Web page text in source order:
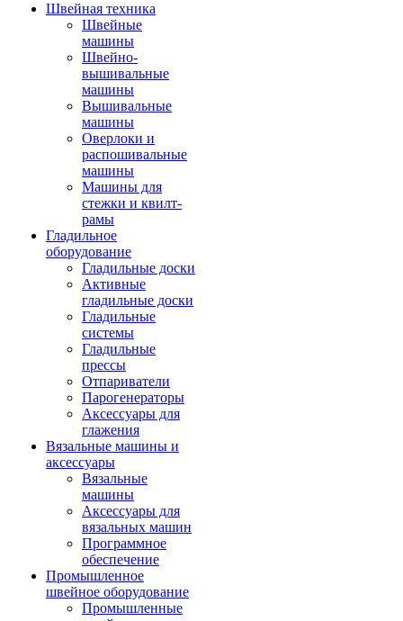
Швейная техника
Швейные
машины
Швейно-
вышивальные
машины
Вышивальные
машины
Оверлоки и
распошивальные
машины
Машины для
стежки и квилт-
рамы
Гладильное
оборудование
Гладильные доски
Активные
гладильные доски
Гладильные
системы
Гладильные
прессы
Отпариватели
Парогенераторы
Аксессуары для
глажения
Вязальные машины и
аксессуары
Вязальные
машины
Аксессуары для
вязальных машин
Программное
обеспечение
Промышленное
швейное оборудование
Промышленные